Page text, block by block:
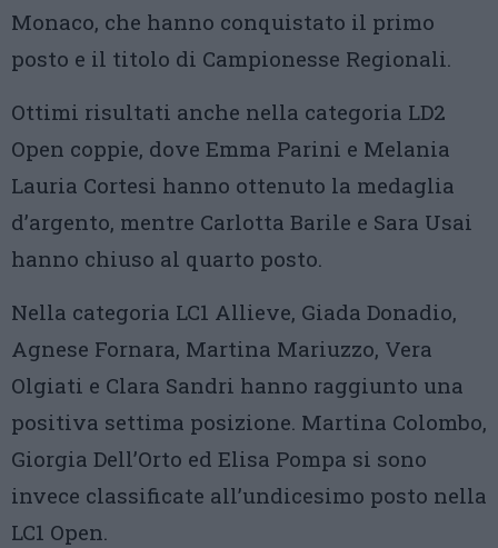
Monaco, che hanno conquistato il primo
posto e il titolo di Campionesse Regionali.
Ottimi risultati anche nella categoria LD2
Open coppie, dove Emma Parini e Melania
Lauria Cortesi hanno ottenuto la medaglia
d’argento, mentre Carlotta Barile e Sara Usai
hanno chiuso al quarto posto.
Nella categoria LC1 Allieve, Giada Donadio,
Agnese Fornara, Martina Mariuzzo, Vera
Olgiati e Clara Sandri hanno raggiunto una
positiva settima posizione. Martina Colombo,
Giorgia Dell’Orto ed Elisa Pompa si sono
invece classificate all’undicesimo posto nella
LC1 Open.